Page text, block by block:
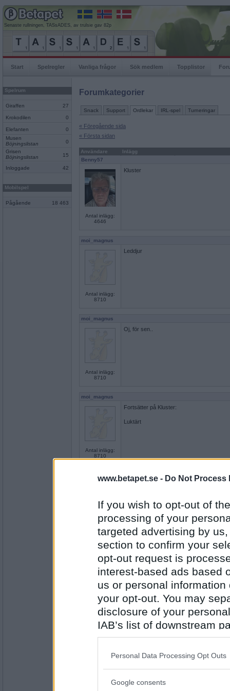
www.betapet.se - Do Not Process
If you wish to opt-out of
processing of your
targeted advertising by
section to confirm your
opt-out request is
interest-based ads based
us or personal
your opt-out. You may
disclosure of your
IAB’s list of downstream
also be disclosed by us
Downstream Participants
Please note that this
Personal Data Processing Opt Outs
Google consents
Senaste rullningen, TASsADES, av trulsie gav 82p
Start Spelregler Vanliga frågor Sök medlem Topplistor
Spelrum
Giraffen 27
Krokodilen 0
Elefanten
0
Musen
Böjningslistan
0
Grisen
Böjningslistan
15
Inloggade 42
Mobilspel
Pågående 18 463
Forumkategorier
Snack Support Ordlekar IRL-spel Turneringar
« Föregående sida
« Första sidan
Användare
Inlägg
Benny57
Antal inlägg:
4646
Kluster
moi_magnus
Antal inlägg:
8710
Leddjur
moi_magnus
Antal inlägg:
8710
Oj, för sen..
moi_magnus
Antal inlägg:
8710
Fortsätter på Kluster:
Luktärt
Antal inlägg:
7110
apsnabel
Antal inlägg: 981
apsnabel
Antal inlägg: 981